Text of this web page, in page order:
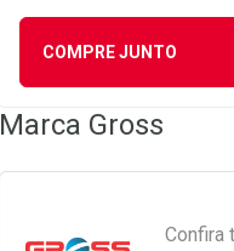
COMPRE JUNTO
Marca Gross
Confira